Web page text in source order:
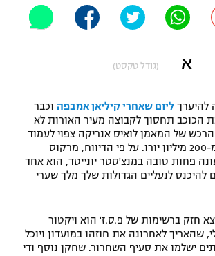
– פודקאסט
בפרסים
בפרסים
אלקטרה
1 – "מרלן"
א (גודל טקסט)
להיערך ליום שאחרי קיליאן אמבפה וכבר
הכוכב תחסוך לקבוצה מעיר האורות לא
של המאמן לואיס אנריקה צפוי לעמוד
בקיץ על לא פחות מ-200 מיליון יורו. על פי הדיווח, מרקוס
פחות טובה במנצ'סטר יונייטד, הוא אחד
להיכנס לנעליים הגדולות שלך מלך שערי
חזק ברשימות של פ.ס.ז' הוא ויקטור
שהאריך לאחרונה את חוזהו במועדון ויוכל
ישלמו את סעיף השחרור. שחקן נוסף ודי